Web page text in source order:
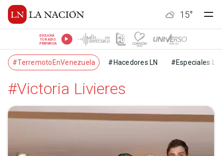
15°
ESCUCHÁ
TU RADIO
PREFERIDA
#TerremotoEnVenezuela #Hacedores LN #Especiales LN
#Victoria Livieres